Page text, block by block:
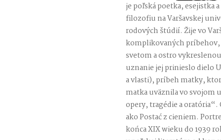
je poľská poetka, esejistka
filozofiu na Varšavskej
rodových štúdií. Žije vo
komplikovaných
svetom a ostro
uznanie jej prinieslo dielo
a vlasti), príbeh matky,
matka uväznila vo svojom
opery, tragédie a
ako Postać z cieniem.
końca XIX wieku do 1939